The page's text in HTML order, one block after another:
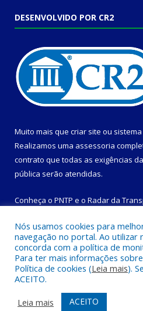
DESENVOLVIDO POR CR2
Muito mais que criar site ou
Realizamos uma assessoria
contrato que todas as exigências
pública serão atendidas.
Conheça o PNTP e o Radar da
Todos os direitos reservados
Magalhães
Mapa do Site
Acessar Área
Nós usamos cookies para
navegação no portal. Ao utilizar
concorda com a política de
Para ter mais informações
Política de cookies (Leia mais).
ACEITO.
Leia mais
ACEITO